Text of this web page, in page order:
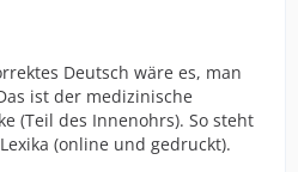
Deutsch wäre es, man
ist der medizinische
(Teil des Innenohrs). So steht
(online und gedruckt).